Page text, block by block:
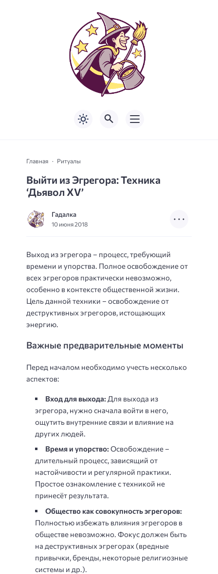
Главная Ритуалы
Выйти из Эгрегора: Техника
‘Дьявол XV’
Гадалка
10 июня 2018
Выход из эгрегора – процесс, требующий
времени и упорства. Полное освобождение от
всех эгрегоров практически невозможно,
особенно в контексте общественной жизни.
Цель данной техники – освобождение от
деструктивных эгрегоров, истощающих
энергию.
Важные предварительные моменты
Перед началом необходимо учесть несколько
аспектов:
Вход для выхода: Для выхода из
эгрегора, нужно сначала войти в него,
ощутить внутренние связи и влияние на
других людей.
Время и упорство: Освобождение –
длительный процесс, зависящий от
настойчивости и регулярной практики.
Простое ознакомление с техникой не
принесёт результата.
Общество как совокупность эгрегоров:
Полностью избежать влияния эгрегоров в
обществе невозможно. Фокус должен быть
на деструктивных эгрегорах (вредные
привычки, бренды, некоторые религиозные
системы и др.).